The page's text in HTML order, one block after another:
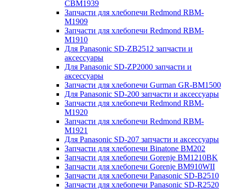
CBM1939
Запчасти для хлебопечи Redmond RBM-
M1909
Запчасти для хлебопечи Redmond RBM-
M1910
Для Panasonic SD-ZB2512 запчасти и
аксессуары
Для Panasonic SD-ZP2000 запчасти и
аксессуары
Запчасти для хлебопечи Gurman GR-BM1500
Для Panasonic SD-200 запчасти и аксессуары
Запчасти для хлебопечи Redmond RBM-
M1920
Запчасти для хлебопечи Redmond RBM-
M1921
Для Panasonic SD-207 запчасти и аксессуары
Запчасти для хлебопечи Binatone BM202
Запчасти для хлебопечи Gorenje BM1210BK
Запчасти для хлебопечи Gorenje BM910WII
Запчасти для хлебопечи Panasonic SD-B2510
Запчасти для хлебопечи Panasonic SD-R2520